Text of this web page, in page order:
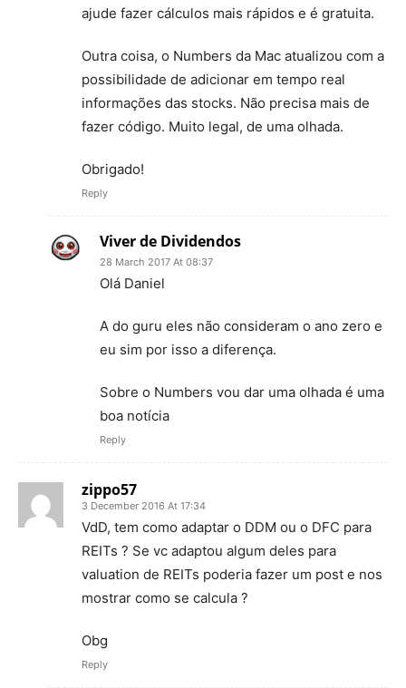
ajude fazer cálculos mais rápidos e é gratuita.
Outra coisa, o Numbers da Mac atualizou com a
possibilidade de adicionar em tempo real
informações das stocks. Não precisa mais de
fazer código. Muito legal, de uma olhada.
Obrigado!
Reply
Viver de Dividendos
28 March 2017 At 08:37
Olá Daniel
A do guru eles não consideram o ano zero e
eu sim por isso a diferença.
Sobre o Numbers vou dar uma olhada é uma
boa notícia
Reply
zippo57
3 December 2016 At 17:34
VdD, tem como adaptar o DDM ou o DFC para
REITs ? Se vc adaptou algum deles para
valuation de REITs poderia fazer um post e nos
mostrar como se calcula ?
Obg
Reply